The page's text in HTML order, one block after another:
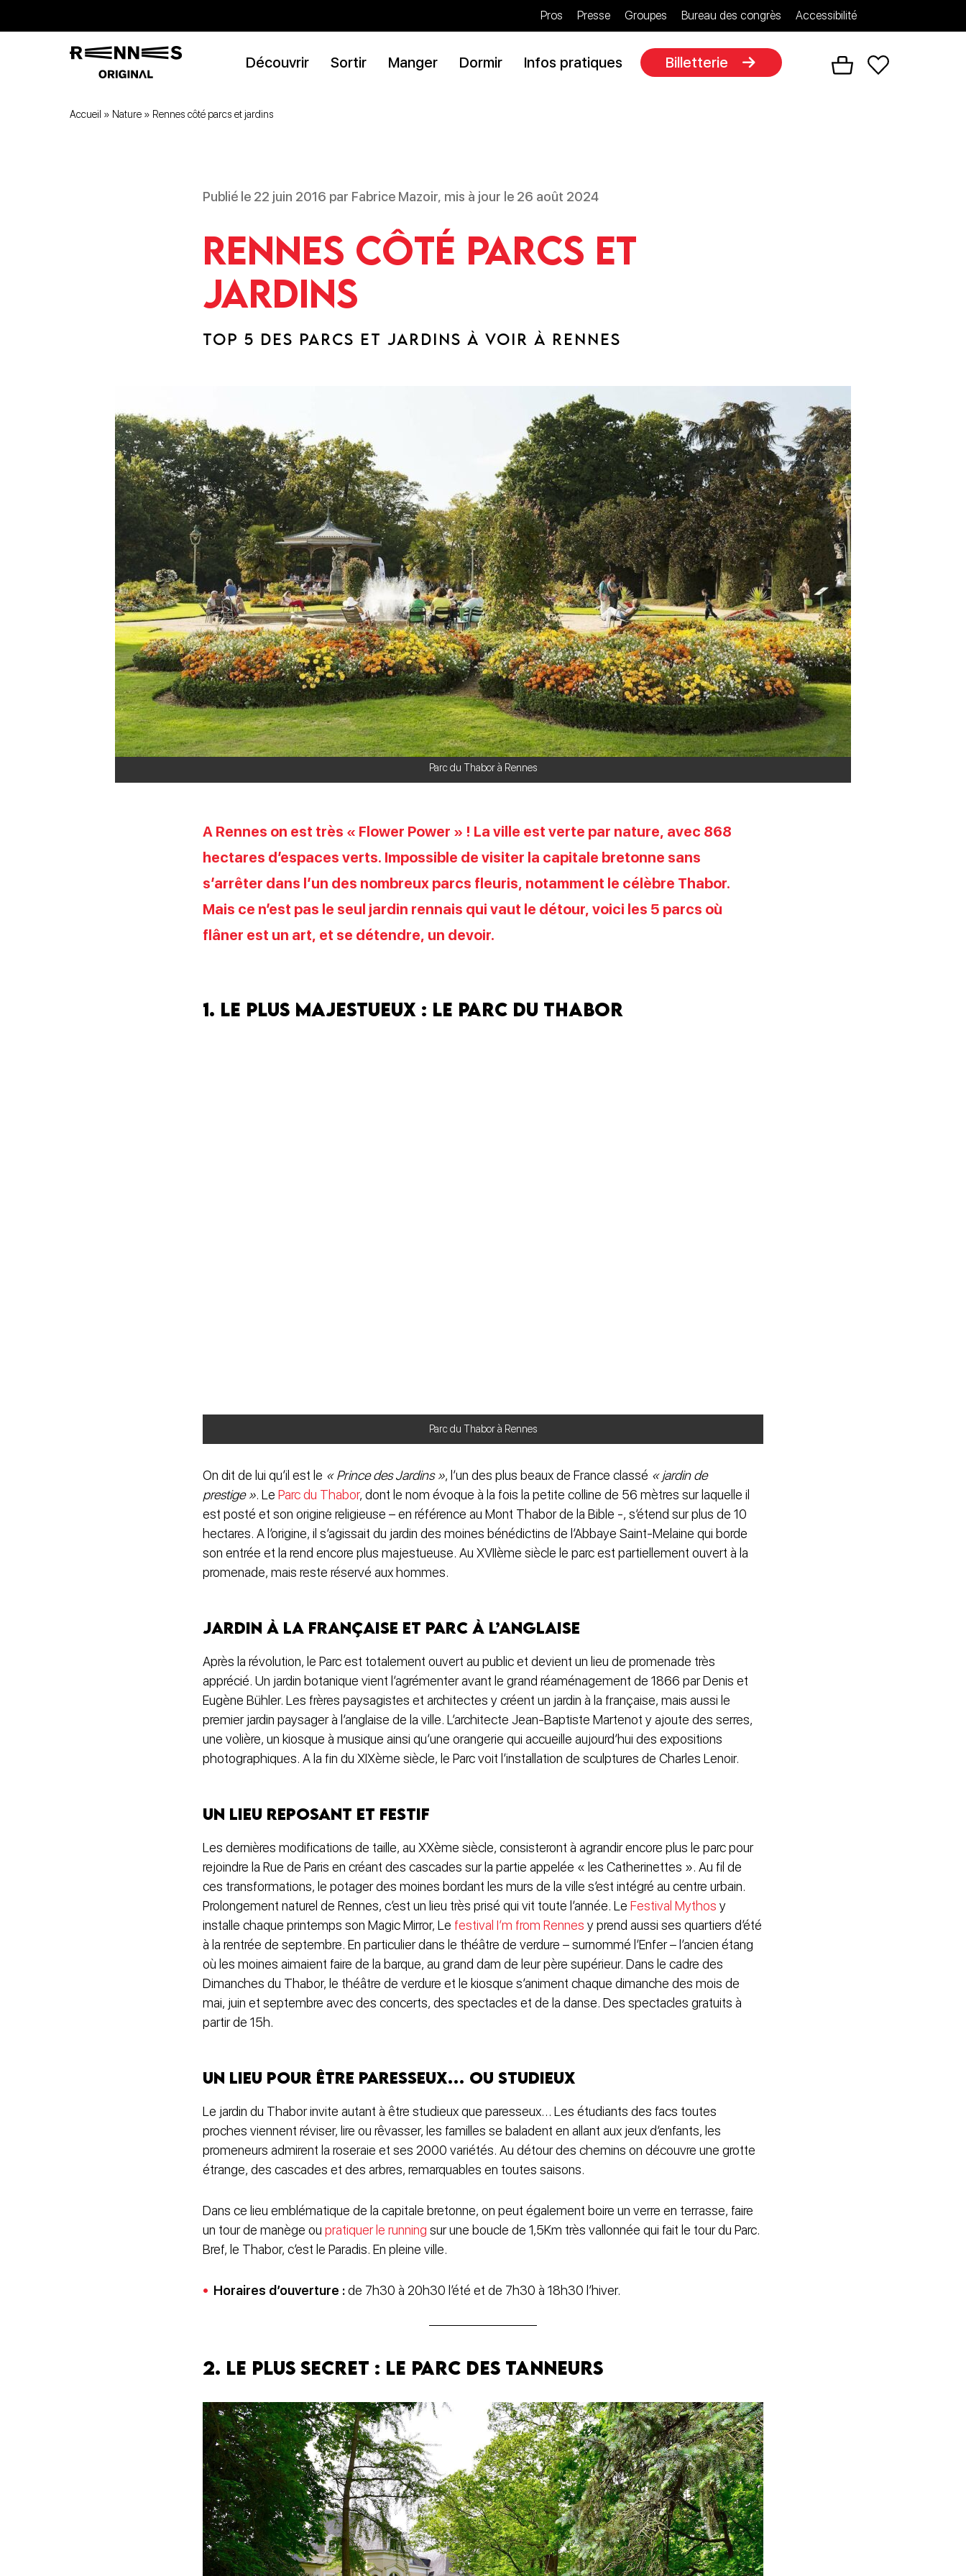
Pros Presse Groupes Bureau des congrès Accessibilité
Découvrir Sortir Manger Dormir Infos pratiques Billetterie
Accueil » Nature » Rennes côté parcs et jardins
Publié le 22 juin 2016 par Fabrice Mazoir, mis à jour le 26 août 2024
Rennes côté parcs et
jardins
TOP 5 DES PARCS ET JARDINS À VOIR À RENNES
Parc du Thabor à Rennes
A Rennes on est très « Flower Power » ! La ville est verte par nature, avec 868
hectares d’espaces verts. Impossible de visiter la capitale bretonne sans
s’arrêter dans l’un des nombreux parcs fleuris, notamment le célèbre Thabor.
Mais ce n’est pas le seul jardin rennais qui vaut le détour, voici les 5 parcs où
flâner est un art, et se détendre, un devoir.
1. Le plus majestueux : le Parc du Thabor
Parc du Thabor à Rennes
On dit de lui qu’il est le « Prince des Jardins », l’un des plus beaux de France classé « jardin de
prestige ». Le Parc du Thabor, dont le nom évoque à la fois la petite colline de 56 mètres sur laquelle il
est posté et son origine religieuse – en référence au Mont Thabor de la Bible -, s’étend sur plus de 10
hectares. A l’origine, il s’agissait du jardin des moines bénédictins de l’Abbaye Saint-Melaine qui borde
son entrée et la rend encore plus majestueuse. Au XVIIème siècle le parc est partiellement ouvert à la
promenade, mais reste réservé aux hommes.
Jardin à la française et Parc à l’anglaise
Après la révolution, le Parc est totalement ouvert au public et devient un lieu de promenade très
apprécié. Un jardin botanique vient l’agrémenter avant le grand réaménagement de 1866 par Denis et
Eugène Bühler. Les frères paysagistes et architectes y créent un jardin à la française, mais aussi le
premier jardin paysager à l’anglaise de la ville. L’architecte Jean-Baptiste Martenot y ajoute des serres,
une volière, un kiosque à musique ainsi qu’une orangerie qui accueille aujourd’hui des expositions
photographiques. A la fin du XIXème siècle, le Parc voit l’installation de sculptures de Charles Lenoir.
Un lieu reposant et festif
Les dernières modifications de taille, au XXème siècle, consisteront à agrandir encore plus le parc pour
rejoindre la Rue de Paris en créant des cascades sur la partie appelée « les Catherinettes ». Au fil de
ces transformations, le potager des moines bordant les murs de la ville s’est intégré au centre urbain.
Prolongement naturel de Rennes, c’est un lieu très prisé qui vit toute l’année. Le Festival Mythos y
installe chaque printemps son Magic Mirror, Le festival I’m from Rennes y prend aussi ses quartiers d’été
à la rentrée de septembre. En particulier dans le théâtre de verdure – surnommé l’Enfer – l’ancien étang
où les moines aimaient faire de la barque, au grand dam de leur père supérieur. Dans le cadre des
Dimanches du Thabor, le théâtre de verdure et le kiosque s’animent chaque dimanche des mois de
mai, juin et septembre avec des concerts, des spectacles et de la danse. Des spectacles gratuits à
partir de 15h.
Un lieu pour être paresseux… ou studieux
Le jardin du Thabor invite autant à être studieux que paresseux… Les étudiants des facs toutes
proches viennent réviser, lire ou rêvasser, les familles se baladent en allant aux jeux d’enfants, les
promeneurs admirent la roseraie et ses 2000 variétés. Au détour des chemins on découvre une grotte
étrange, des cascades et des arbres, remarquables en toutes saisons.
Dans ce lieu emblématique de la capitale bretonne, on peut également boire un verre en terrasse, faire
un tour de manège ou pratiquer le running sur une boucle de 1,5Km très vallonnée qui fait le tour du Parc.
Bref, le Thabor, c’est le Paradis. En pleine ville.
Horaires d’ouverture :de 7h30 à 20h30 l’été et de 7h30 à 18h30 l’hiver.
2. Le plus secret : le Parc des Tanneurs